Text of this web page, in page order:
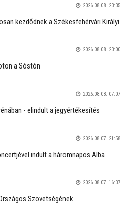
2026.08.08. 23:35
kezdődnek a Székesfehérvári Királyi
2026.08.08. 23:00
a Sóstón
2026.08.08. 07:07
- elindult a jegyértékesítés
2026.08.07. 21:58
indult a háromnapos Alba
2026.08.07. 16:37
Szövetségének